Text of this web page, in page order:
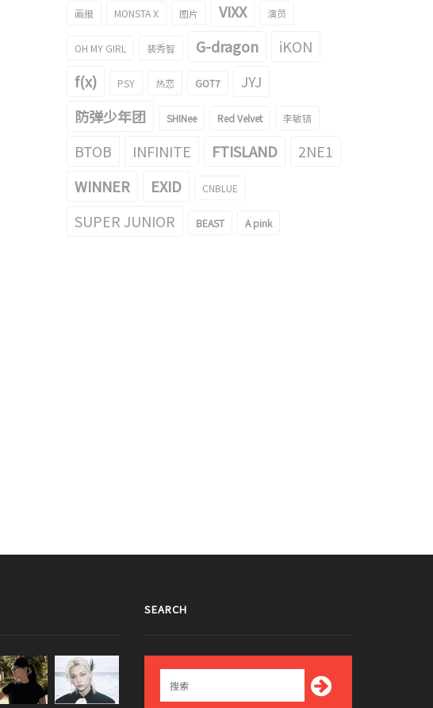
画报 MONSTA X 图片 VIXX 演员
OH MY GIRL 裴秀智 G-dragon
iKON
f(x)
PSY 热恋 GOT7
JYJ
防弹少年团
SHINee Red Velvet 李敏镐
BTOB INFINITE FTISLAND
2NE1
WINNER
EXID CNBLUE
SUPER JUNIOR BEAST A pink
SEARCH